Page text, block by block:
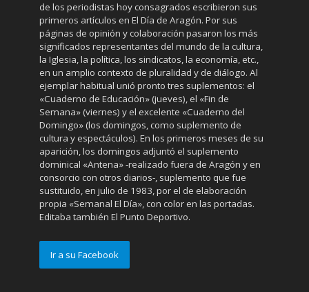
de los periodistas hoy consagrados escribieron sus
primeros artículos en El Día de Aragón. Por sus
páginas de opinión y colaboración pasaron los más
significados representantes del mundo de la cultura,
la Iglesia, la política, los sindicatos, la economía, etc.,
en un amplio contexto de pluralidad y de diálogo. Al
ejemplar habitual unió pronto tres suplementos: el
«Cuaderno de Educación» (jueves), el «Fin de
Semana» (viernes) y el excelente «Cuaderno del
Domingo» (los domingos, como suplemento de
cultura y espectáculos). En los primeros meses de su
aparición, los domingos adjuntó el suplemento
dominical «Antena» -realizado fuera de Aragón y en
consorcio con otros diarios-, suplemento que fue
sustituido, en julio de 1983, por el de elaboración
propia «Semanal El Día», con color en las portadas.
Editaba también El Punto Deportivo.
Ir a su Facebook